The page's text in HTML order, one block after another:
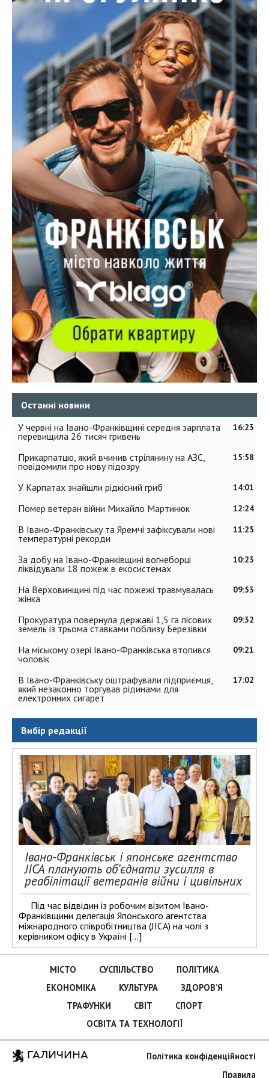
Останні новини
16:23
У червні на Івано-Франківщині середня зарплата
перевищила 26 тисяч гривень
15:58
Прикарпатцю, який вчинив стрілянину на АЗС,
повідомили про нову підозру
14:01
У Карпатах знайшли рідкісний гриб
12:24
Помер ветеран війни Михайло Мартинюк
11:25
В Івано-Франківську та Яремчі зафіксували нові
температурні рекорди
10:23
За добу на Івано-Франківщині вогнеборці
ліквідували 18 пожеж в екосистемах
09:53
На Верховинщині під час пожежі травмувалась
жінка
09:32
Прокуратура повернула державі 1,5 га лісових
земель із трьома ставками поблизу Березівки
09:21
На міському озері Івано-Франківська втопився
чоловік
17:02
В Івано-Франківську оштрафували підприємця,
який незаконно торгував рідинами для
електронних сигарет
Вибір редакції
Івано-Франківськ і японське агентство
JICA планують об’єднати зусилля в
реабілітації ветеранів війни і цивільних
Під час відвідин із робочим візитом Івано-
Франківщини делегація Японського агентства
міжнародного співробітництва (JICA) на чолі з
керівником офісу в Україні […]
МІСТО СУСПІЛЬСТВО
ПОЛІТИКА
ЕКОНОМІКА
КУЛЬТУРА
ЗДОРОВ’Я
ТРАФУНКИ
СВІТ
СПОРТ
ОСВІТА ТА ТЕХНОЛОГІЇ
ГАЛИЧИНА
Політика конфіденційності
Правила